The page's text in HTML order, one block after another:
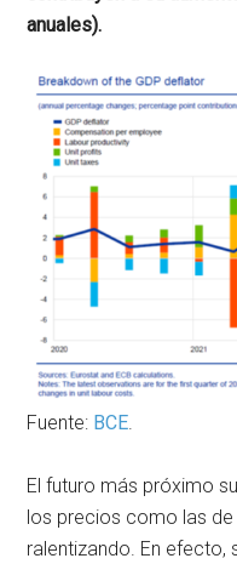
anuales).
Fuente: BCE.
El futuro más próximo
los precios como las
ralentizando. En efecto,